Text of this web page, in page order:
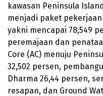
kawasan Peninsula
menjadi paket
yakni mencapai 78,549
peremajaan dan
Core (AC) menuju
32,502 persen,
Dharma 26,44 persen,
resapan, dan Ground